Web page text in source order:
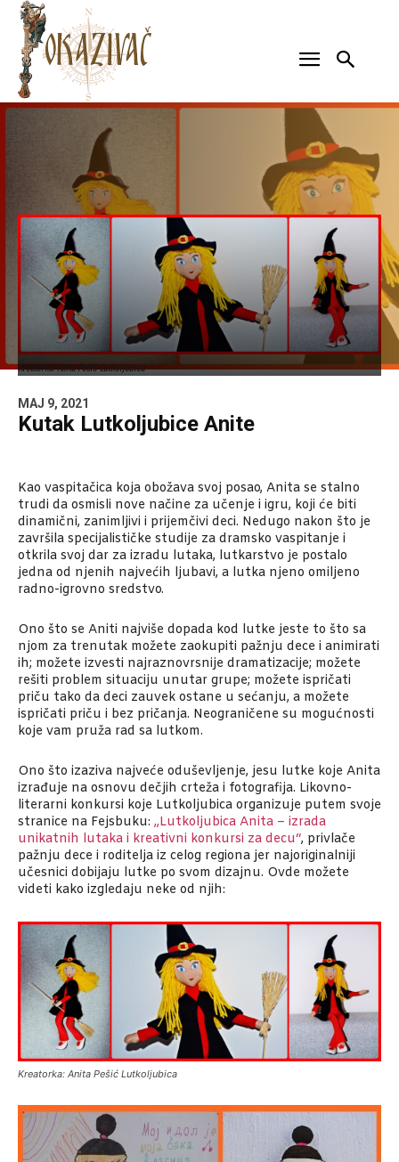
Kreatorka: Anita Pešić Lutkoljubica
MAJ 9, 2021
Kutak Lutkoljubice Anite
Kao vaspitačica koja obožava svoj posao, Anita se stalno
trudi da osmisli nove načine za učenje i igru, koji će biti
dinamični, zanimljivi i prijemčivi deci. Nedugo nakon što je
završila specijalističke studije za dramsko vaspitanje i
otkrila svoj dar za izradu lutaka, lutkarstvo je postalo
jedna od njenih najvećih ljubavi, a lutka njeno omiljeno
radno-igrovno sredstvo.
Ono što se Aniti najviše dopada kod lutke jeste to što sa
njom za trenutak možete zaokupiti pažnju dece i animirati
ih; možete izvesti najraznovrsnije dramatizacije; možete
rešiti problem situaciju unutar grupe; možete ispričati
priču tako da deci zauvek ostane u sećanju, a možete
ispričati priču i bez pričanja. Neograničene su mogućnosti
koje vam pruža rad sa lutkom.
Ono što izaziva najveće oduševljenje, jesu lutke koje Anita
izrađuje na osnovu dečjih crteža i fotografija. Likovno-
literarni konkursi koje Lutkoljubica organizuje putem svoje
stranice na Fejsbuku: „Lutkoljubica Anita – izrada
unikatnih lutaka i kreativni konkursi za decu“, privlače
pažnju dece i roditelja iz celog regiona jer najoriginalniji
učesnici dobijaju lutke po svom dizajnu. Ovde možete
videti kako izgledaju neke od njih:
Kreatorka: Anita Pešić Lutkoljubica